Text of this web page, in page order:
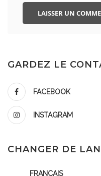
GARDEZ LE
FACEBOOK
INSTAGRAM
CHANGER DE
FRANÇAIS